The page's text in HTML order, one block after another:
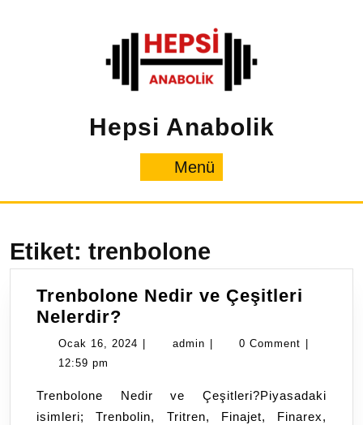
Hepsi Anabolik
Menü
Etiket: trenbolone
Trenbolone Nedir ve Çeşitleri
Nelerdir?
Nedir
Nelerdir?
Ocak 16, 2024 Ocak
admin admin0 Comment
12:59 pm
Trenbolone Nedir ve Çeşitleri?Piyasadaki
isimleri; Trenbolin, Tritren, Finajet, Finarex,